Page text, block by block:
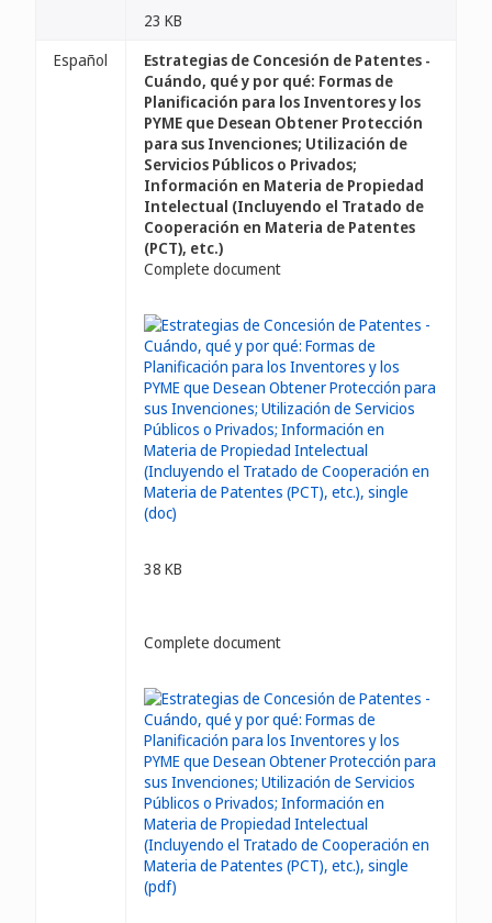
23 KB
Español
Estrategias de Concesión de Patentes -
Cuándo, qué y por qué: Formas de
Planificación para los Inventores y los
PYME que Desean Obtener Protección
para sus Invenciones; Utilización de
Servicios Públicos o Privados;
Información en Materia de Propiedad
Intelectual (Incluyendo el Tratado de
Cooperación en Materia de Patentes
(PCT), etc.)
Complete document
38 KB
Complete document